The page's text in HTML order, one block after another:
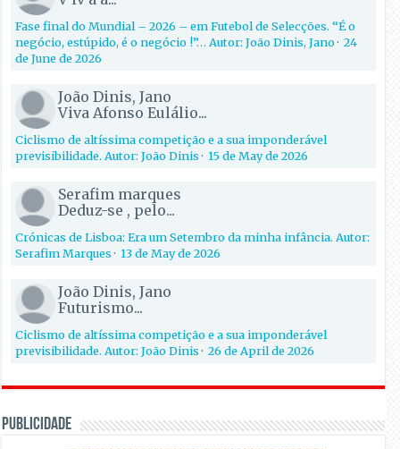
Fase final do Mundial – 2026 – em Futebol de Selecções. “É o
negócio, estúpido, é o negócio !”… Autor: João Dinis, Jano·24
de June de 2026
João Dinis, Jano
Viva Afonso Eulálio...
Ciclismo de altíssima competição e a sua imponderável
previsibilidade. Autor: João Dinis·15 de May de 2026
Serafim marques
Deduz-se , pelo...
Crónicas de Lisboa: Era um Setembro da minha infância. Autor:
Serafim Marques·13 de May de 2026
João Dinis, Jano
Futurismo...
Ciclismo de altíssima competição e a sua imponderável
previsibilidade. Autor: João Dinis·26 de April de 2026
PUBLICIDADE